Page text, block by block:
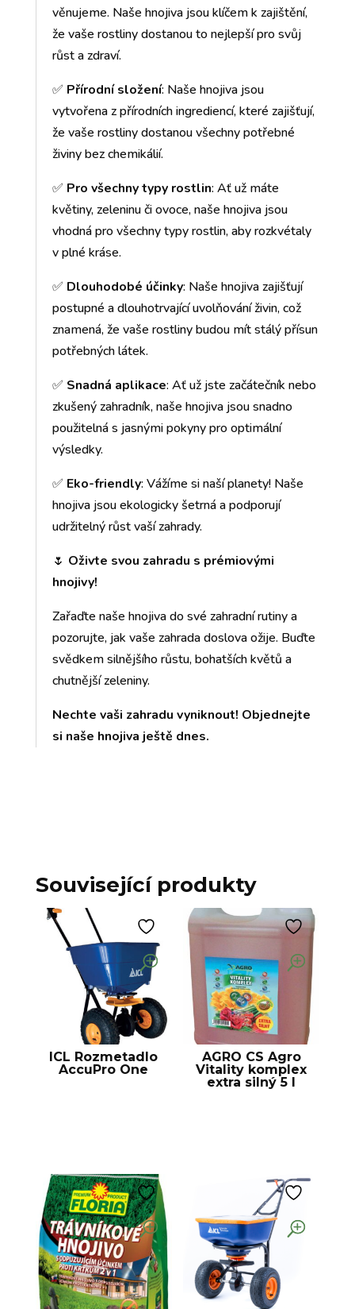
věnujeme. Naše hnojiva jsou klíčem k zajištění,
že vaše rostliny dostanou to nejlepší pro svůj
růst a zdraví.
✅ Přírodní složení: Naše hnojiva jsou
vytvořena z přírodních ingrediencí, které zajišťují,
že vaše rostliny dostanou všechny potřebné
živiny bez chemikálií.
✅ Pro všechny typy rostlin: Ať už máte
květiny, zeleninu či ovoce, naše hnojiva jsou
vhodná pro všechny typy rostlin, aby rozkvétaly
v plné kráse.
✅ Dlouhodobé účinky: Naše hnojiva zajišťují
postupné a dlouhotrvající uvolňování živin, což
znamená, že vaše rostliny budou mít stálý přísun
potřebných látek.
✅ Snadná aplikace: Ať už jste začátečník nebo
zkušený zahradník, naše hnojiva jsou snadno
použitelná s jasnými pokyny pro optimální
výsledky.
✅ Eko-friendly: Vážíme si naší planety! Naše
hnojiva jsou ekologicky šetrná a podporují
udržitelný růst vaší zahrady.
🌷 Oživte svou zahradu s prémiovými
hnojivy!
Zařaďte naše hnojiva do své zahradní rutiny a
pozorujte, jak vaše zahrada doslova ožije. Buďte
svědkem silnějšího růstu, bohatších květů a
chutnější zeleniny.
Nechte vaši zahradu vyniknout! Objednejte
si naše hnojiva ještě dnes.
Související produkty
ICL Rozmetadlo
AccuPro One
AGRO CS Agro
Vitality komplex
extra silný 5 l